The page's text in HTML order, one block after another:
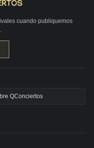
cuando publiquemos
QConciertos